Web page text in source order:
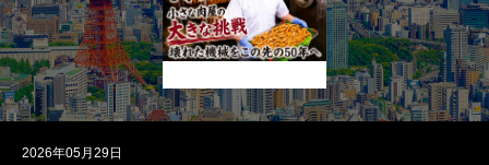
2026年05月29日